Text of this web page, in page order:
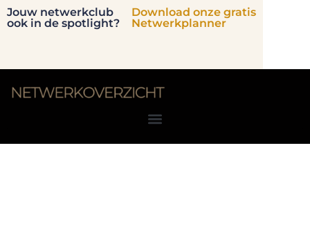
Jouw netwerkclub
ook in de spotlight?
Download onze gratis
Netwerkplanner